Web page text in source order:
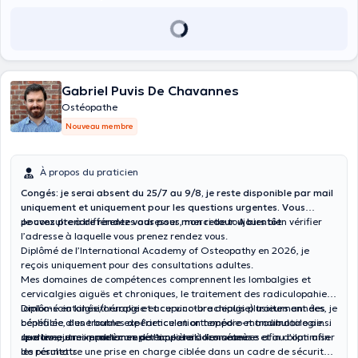
défendre les droits et la reconnaissance de l’ostéopathie, des
ostéopathes et leurs patients, il est membre du conseil de direction
Gabriel Puvis De Chavannes
Ostéopathe
Nouveau membre
À propos du praticien
Congés: je serai absent du 25/7 au 9/8, je reste disponible par mail
uniquement et uniquement pour les questions urgentes. Vous
pouvez prendre rendez vous pour mon retour. A bientôt.
Je consulte à différentes adresses, merci de toujours bien vérifier
l’adresse à laquelle vous prenez rendez vous.
Diplômé de l’International Academy of Osteopathy en 2026, je
reçois uniquement pour des consultations adultes.
Mes domaines de compétences comprennent les lombalgies et
cervicalgies aiguës et chroniques, le traitement des radiculopahies (
lombo-sciatalgie/cruralgie et cervico-brachialgie) traitement des
céphalée, des troubles de l’articulation temporo-mandibulaire ainsi
que les autres problèmes de l’appareil locomoteur.
Diplômé en kinésithérapie et acupuncture depuis plusieurs années, je
bénéficie d’une bonne expérience en orthopédie et traumatologie
sportive, je mixe mes compétences lors des séances afin d’optimiser
les résultats.
Je donne une importance particulière à l’anamnèse et au bilan afin
de permettre une prise en charge ciblée dans un cadre de sécurité